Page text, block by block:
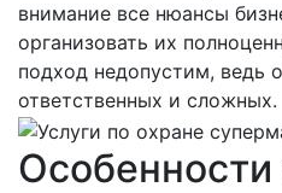
внимание все нюансы
организовать их
подход недопустим, ведь
ответственных и сложных.